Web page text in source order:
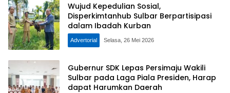
Wujud Kepedulian Sosial,
Disperkimtanhub Sulbar Berpartisipasi
dalam Ibadah Kurban
Advertorial Selasa, 26 Mei 2026
Gubernur SDK Lepas Persimaju Wakili
Sulbar pada Laga Piala Presiden, Harap
dapat Harumkan Daerah